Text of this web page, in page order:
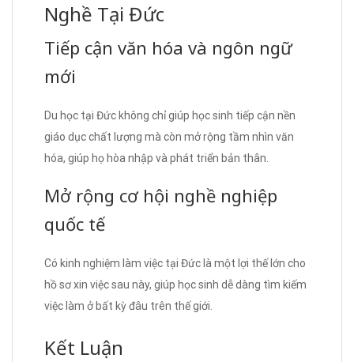
Nghề Tại Đức
Tiếp cận văn hóa và ngôn ngữ
mới
Du học tại Đức không chỉ giúp học sinh tiếp cận nền
giáo dục chất lượng mà còn mở rộng tầm nhìn văn
hóa, giúp họ hòa nhập và phát triển bản thân.
Mở rộng cơ hội nghề nghiệp
quốc tế
Có kinh nghiệm làm việc tại Đức là một lợi thế lớn cho
hồ sơ xin việc sau này, giúp học sinh dễ dàng tìm kiếm
việc làm ở bất kỳ đâu trên thế giới.
Kết Luận